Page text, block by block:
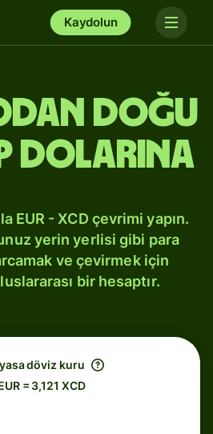
Kaydolun
Doğu
dolarına
EUR - XCD çevrimi yapın.
yerin yerlisi gibi para
ve çevirmek için
bir hesaptır.
döviz kuru
= 3,121 XCD